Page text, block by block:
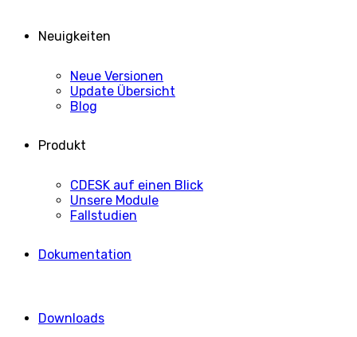
Neuigkeiten
Neue Versionen
Update Übersicht
Blog
Produkt
CDESK auf einen Blick
Unsere Module
Fallstudien
Dokumentation
Downloads